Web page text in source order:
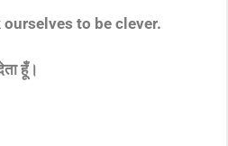
to be clever.
हूँ।